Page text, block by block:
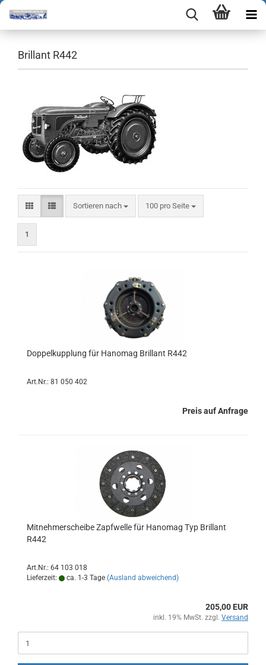
Brillant R442
Sortieren nach
Sortieren nach 100 pro Seite
pro Seite
1
Doppelkupplung für Hanomag Brillant R442
Art.Nr.: 81 050 402
Preis auf Anfrage
Mitnehmerscheibe Zapfwelle für Hanomag Typ Brillant
R442
Art.Nr.: 64 103 018
Lieferzeit:
ca. 1-3 Tage (Ausland abweichend)
205,00 EUR
inkl. 19% MwSt. zzgl. Versand